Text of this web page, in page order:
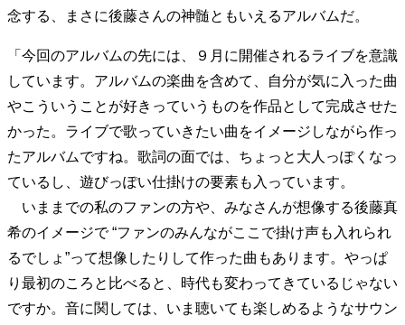
社会・カルチャー・マネー
地域とつながる/お金との付き合い方
念する、まさに後藤さんの神髄ともいえるアルバムだ。
「今回のアルバムの先には、９月に開催されるライブを意識
しています。アルバムの楽曲を含めて、自分が気に入った曲
やこういうことが好きっていうものを作品として完成させた
かった。ライブで歌っていきたい曲をイメージしながら作っ
たアルバムですね。歌詞の面では、ちょっと大人っぽくなっ
ているし、遊びっぽい仕掛けの要素も入っています。
いままでの私のファンの方や、みなさんが想像する後藤真
希のイメージで “ファンのみんながここで掛け声も入れられ
るでしょ”って想像したりして作った曲もあります。やっぱ
り最初のころと比べると、時代も変わってきているじゃない
ですか。音に関しては、いま聴いても楽しめるようなサウン